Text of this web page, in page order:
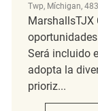
Twp, Míchigan,
MarshallsTJX
Será incluido
adopta la
prioriz...